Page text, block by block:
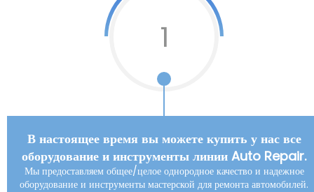
1
В настоящее время вы можете купить у нас все
оборудование и инструменты линии Auto Repair.
Мы предоставляем общее/целое однородное качество и надежное
оборудование и инструменты мастерской для ремонта автомобилей.